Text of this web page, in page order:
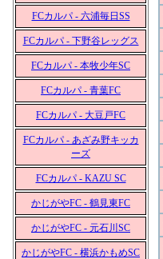
FCカルパ - 六浦毎日SS
FCカルパ - 下野谷レッグス
FCカルパ - 本牧少年SC
FCカルパ - 青葉FC
FCカルパ - 大豆戸FC
FCカルパ - あざみ野キッカ
ーズ
FCカルパ - KAZU SC
かじがやFC - 鶴見東FC
かじがやFC - 元石川SC
かじがやFC - 横浜かもめSC